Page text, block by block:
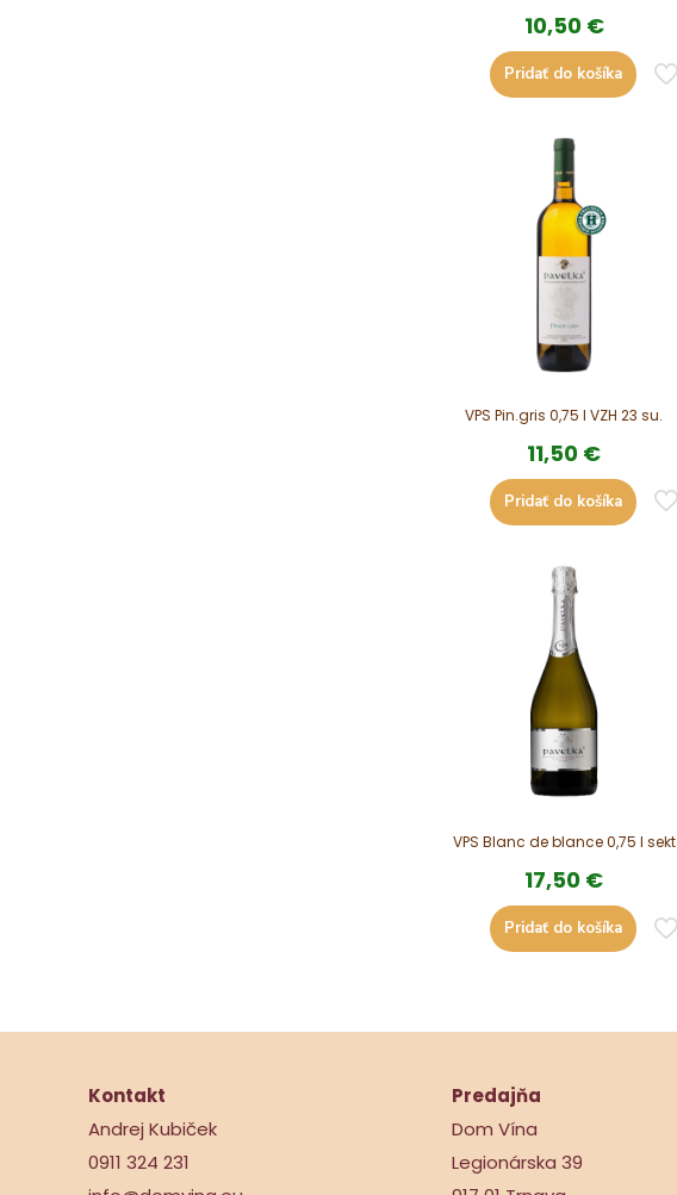
10,50 €
Pridať do košíka
VPS Pin.gris 0,75 l VZH 23 su.
11,50 €
Pridať do košíka
VPS Blanc de blance 0,75 l sekt
17,50 €
Pridať do košíka
Kontakt
Andrej Kubiček
0911 324 231
Predajňa
Dom Vína
Legionárska 39